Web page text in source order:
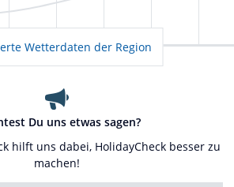
Wetterdaten der Region
Du uns etwas sagen?
hilft uns dabei, HolidayCheck besser zu
machen!